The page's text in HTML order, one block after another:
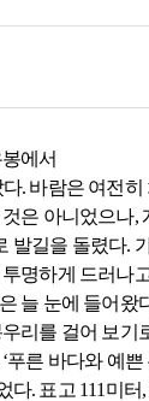
에서
. 바람은 여전
은 아니었으나,
발길을 돌렸다.
명하게 드러나
늘 눈에 들어
리를 걸어 보기
푸른 바다와 예
. 표고 111미